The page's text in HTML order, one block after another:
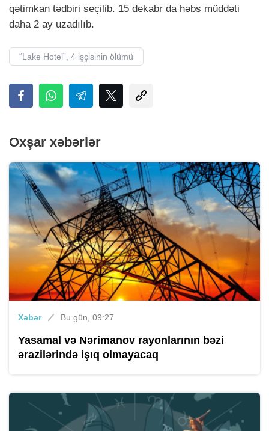
qətimkan tədbiri seçilib. 15 dekabr da həbs müddəti
daha 2 ay uzadılıb.
“Lake Hotel”, 4 işçisinin ölümü
Oxşar xəbərlər
Xəbər Bu gün, 09:27
Yasamal və Nərimanov rayonlarının bəzi
ərazilərində işıq olmayacaq